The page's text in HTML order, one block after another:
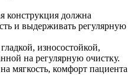
конструкция должна
и выдерживать регулярную
износостойкой,
на регулярную очистку.
мягкость, комфорт пациента